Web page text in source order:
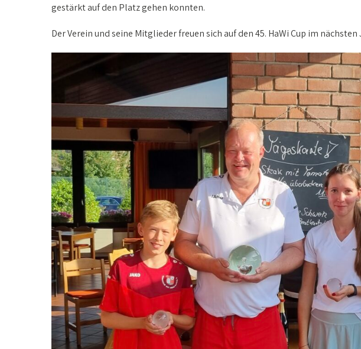
gestärkt auf den Platz gehen konnten.
Der Verein und seine Mitglieder freuen sich auf den 45. HaWi Cup im nächsten